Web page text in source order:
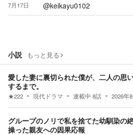
7月17日 @keikayu0102
小説 もっと見る
愛した妻に裏切られた僕が、二人の思
するまで。
★222 現代ドラマ 連載中 8話 2026年
グループのノリで私を捨てた幼馴染の
操った親友への因果応報